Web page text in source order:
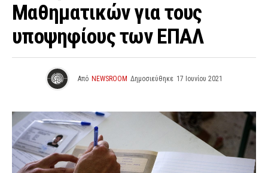
Μαθηματικών για τους
υποψηφίους των ΕΠΑΛ
Από NEWSROOM Δημοσιεύθηκε 17 Ιουνίου 2021